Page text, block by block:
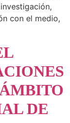
con el medio,
DE